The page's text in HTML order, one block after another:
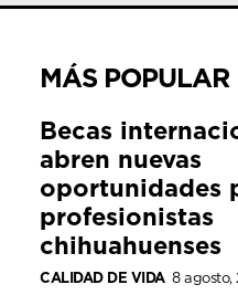
MÁS POPULAR
Becas
abren nuevas
oportunidades
profesionistas
chihuahuenses
CALIDAD DE VIDA 8 agosto,